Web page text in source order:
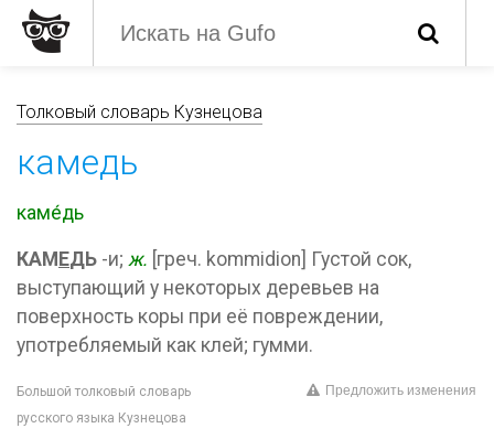
Толковый словарь Кузнецова
камедь
каме́дь
КАМ ЕДЬ -и; ж. [греч. kommidion] Густой сок,
выступающий у некоторых деревьев на
поверхность коры при её повреждении,
употребляемый как клей; гумми.
Большой толковый словарь
русского языка Кузнецова
Предложить изменения